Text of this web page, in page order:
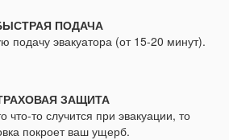
ПОДАЧА
подачу эвакуатора (от 15-20 минут).
ЗАЩИТА
что-то случится при эвакуации, то
покроет ваш ущерб.